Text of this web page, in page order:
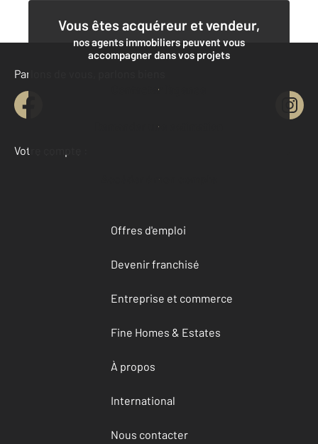
Vous êtes acquéreur et vendeur,
nos agents immobiliers peuvent vous
accompagner dans vos projets
Contacter l'agence
Demander une estimation
Parlons de vous, parlons biens
Votre compte :
Accéder à mon compte
Offres d'emploi
Devenir franchisé
Entreprise et commerce
Fine Homes & Estates
À propos
International
Nous contacter